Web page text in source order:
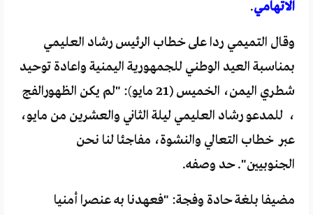
الاتهامي.
وقال التميمي ردا على خطاب الرئيس رشاد العليمي
بمناسبة العيد الوطني للجمهورية اليمنية واعادة توحيد
شطري اليمن، الخميس (21 مايو): "لم يكن الظهورالفج
، للمدعو رشاد العليمي ليلة الثاني والعشرين من مايو،
عبر خطاب التعالي والنشوة، مفاجئا لنا نحن
الجنوبيين". حد وصفه.
مضيفا بلغة حادة وفجة: "فعهدنا به عنصرا أمنيا